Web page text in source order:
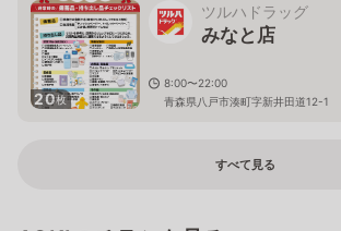
20枚
ツルハドラッグ
みなと店
8:00〜22:00
青森県八戸市湊町字新井田道12-1
すべて見る